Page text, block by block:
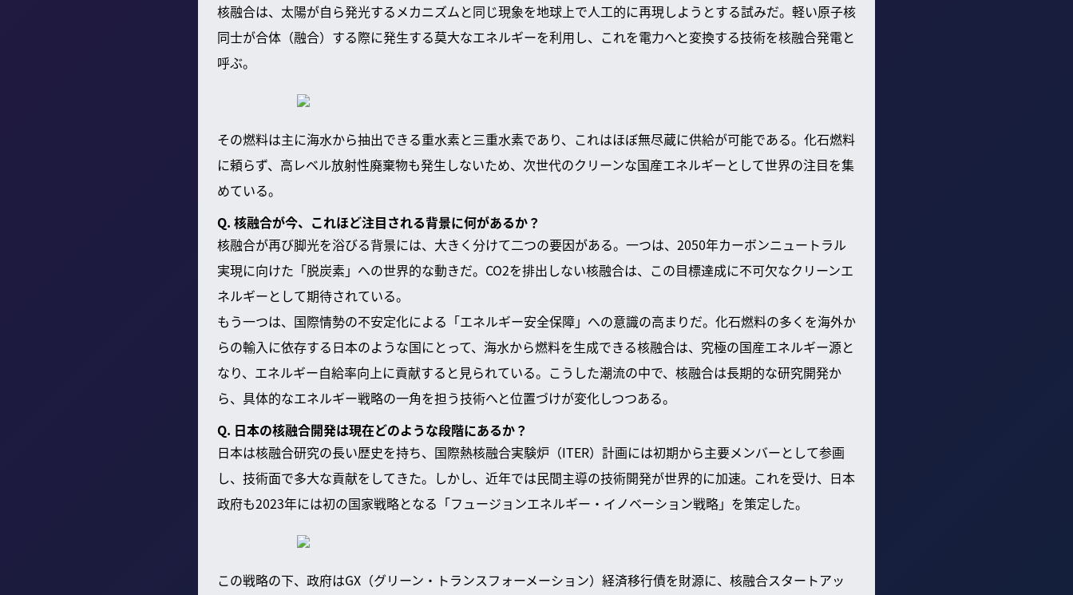
核融合は、太陽が自ら発光するメカニズムと同じ現象を地球上で人工的に再現しようとする試みだ。軽い原子核
同士が合体（融合）する際に発生する莫大なエネルギーを利用し、これを電力へと変換する技術を核融合発電と
呼ぶ。
その燃料は主に海水から抽出できる重水素と三重水素であり、これはほぼ無尽蔵に供給が可能である。化石燃料
に頼らず、高レベル放射性廃棄物も発生しないため、次世代のクリーンな国産エネルギーとして世界の注目を集
めている。
Q. 核融合が今、これほど注目される背景に何があるか？
核融合が再び脚光を浴びる背景には、大きく分けて二つの要因がある。一つは、2050年カーボンニュートラル
実現に向けた「脱炭素」への世界的な動きだ。CO2を排出しない核融合は、この目標達成に不可欠なクリーンエ
ネルギーとして期待されている。
もう一つは、国際情勢の不安定化による「エネルギー安全保障」への意識の高まりだ。化石燃料の多くを海外か
らの輸入に依存する日本のような国にとって、海水から燃料を生成できる核融合は、究極の国産エネルギー源と
なり、エネルギー自給率向上に貢献すると見られている。こうした潮流の中で、核融合は長期的な研究開発か
ら、具体的なエネルギー戦略の一角を担う技術へと位置づけが変化しつつある。
Q. 日本の核融合開発は現在どのような段階にあるか？
日本は核融合研究の長い歴史を持ち、国際熱核融合実験炉（ITER）計画には初期から主要メンバーとして参画
し、技術面で多大な貢献をしてきた。しかし、近年では民間主導の技術開発が世界的に加速。これを受け、日本
政府も2023年には初の国家戦略となる「フュージョンエネルギー・イノベーション戦略」を策定した。
この戦略の下、政府はGX（グリーン・トランスフォーメーション）経済移行債を財源に、核融合スタートアッ